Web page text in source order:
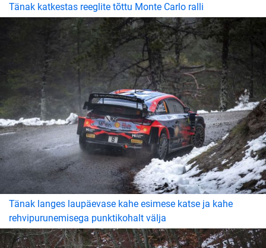
Tänak katkestas reeglite tõttu Monte Carlo ralli
Tänak langes laupäevase kahe esimese katse ja kahe
rehvipurunemisega punktikohalt välja